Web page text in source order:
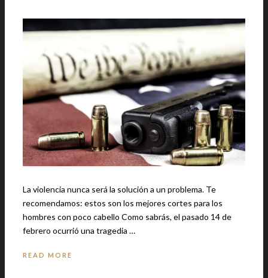
La violencia nunca será la solución a un problema. Te
recomendamos: estos son los mejores cortes para los
hombres con poco cabello Como sabrás, el pasado 14 de
febrero ocurrió una tragedia …
READ MORE